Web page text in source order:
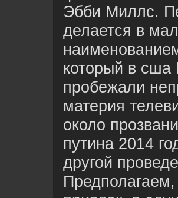
Эбби Миллс.
делается в
который в
пробежали
материя
около
путина 2014
другой